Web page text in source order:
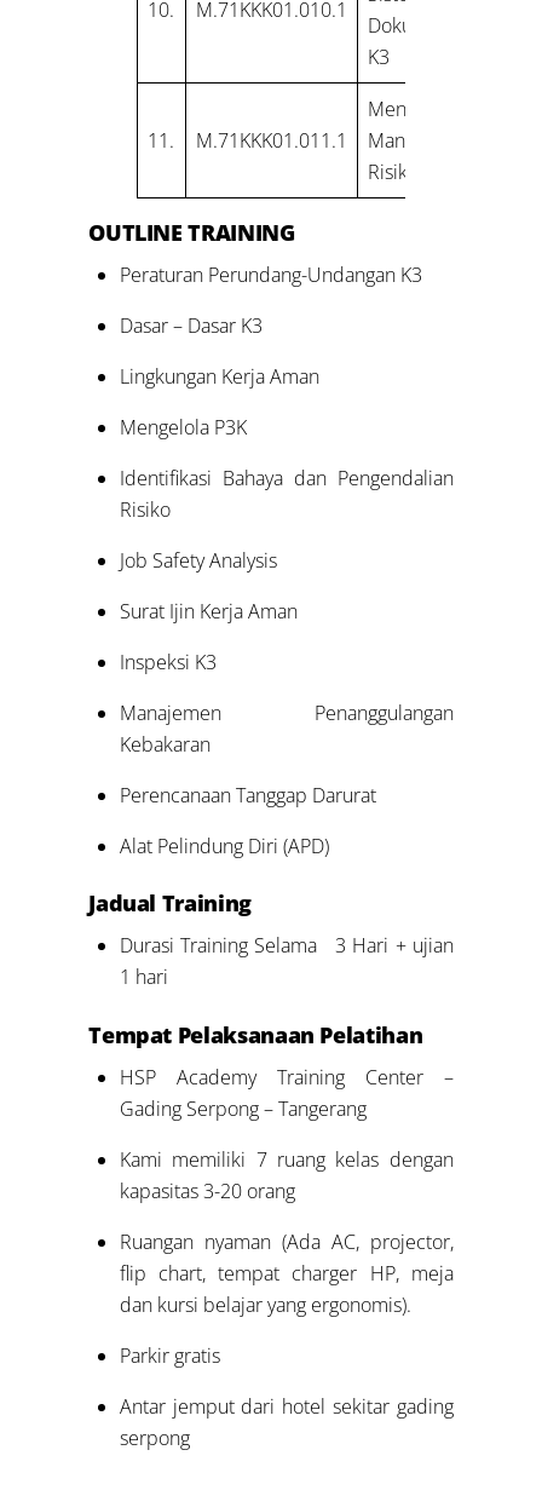
10. M.71KKK01.010.1
Dokumentasi
K3
11. M.71KKK01.011.1
Menerapkan
Manajemen
Risiko K3
OUTLINETRAINING
Peraturan Perundang-Undangan K3
Dasar – Dasar K3
Lingkungan Kerja Aman
Mengelola P3K
Identifikasi Bahaya dan Pengendalian
Risiko
Job Safety Analysis
Surat Ijin Kerja Aman
Inspeksi K3
Manajemen Penanggulangan
Kebakaran
Perencanaan Tanggap Darurat
Alat Pelindung Diri (APD)
Jadual Training
Durasi Training Selama 3 Hari + ujian
1 hari
Tempat Pelaksanaan Pelatihan
HSP Academy Training Center –
Gading Serpong – Tangerang
Kami memiliki 7 ruang kelas dengan
kapasitas 3-20 orang
Ruangan nyaman (Ada AC, projector,
flip chart, tempat charger HP, meja
dan kursi belajar yang ergonomis).
Parkir gratis
Antar jemput dari hotel sekitar gading
serpong